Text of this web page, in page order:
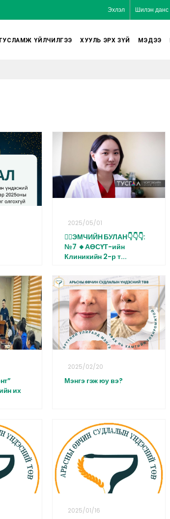
Эхлэл Шилэн данс
ҮЙЛЧИЛГЭЭ ХУУЛЬ ЭРХ ЗҮЙ МЭДЭЭ
2025/05/01
👩‍⚕️ЭМЧИЙН БУЛАН👇👇👇:
№7 🔸АӨСҮТ-ийн
Клиникийн 2-р т...
их
2025/02/20
Мэнгэ гэж юу вэ?
2025/01/16